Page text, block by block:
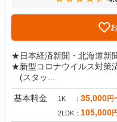
★日本経済新聞・北海道新
★新型コロナウイルス対策
(スタッ...
基本料金 1K 35,000円
2LDK 105,000